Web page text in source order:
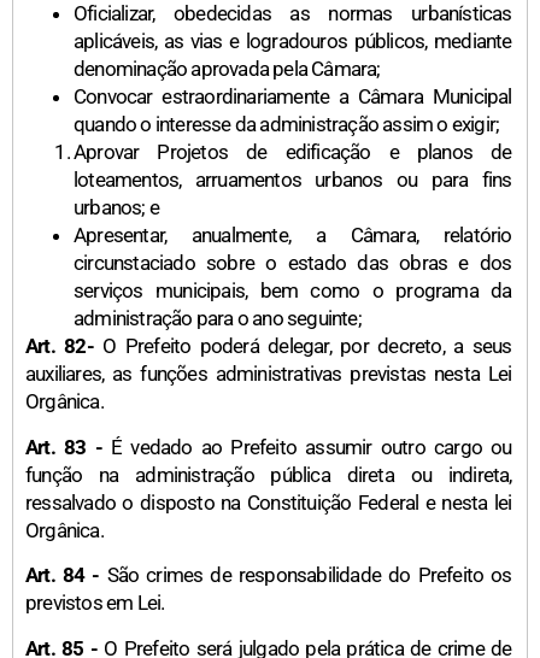
Oficializar, obedecidas as normas urbanísticas
aplicáveis, as vias e logradouros públicos, mediante
denominação aprovada pela Câmara;
Convocar estraordinariamente a Câmara Municipal
quando o interesse da administração assim o exigir;
Aprovar Projetos de edificação e planos de
loteamentos, arruamentos urbanos ou para fins
urbanos; e
Apresentar, anualmente, a Câmara, relatório
circunstaciado sobre o estado das obras e dos
serviços municipais, bem como o programa da
administração para o ano seguinte;
Art. 82-O Prefeito poderá delegar, por decreto, a seus
auxiliares, as funções administrativas previstas nesta Lei
Orgânica.
Art. 83 -É vedado ao Prefeito assumir outro cargo ou
função na administração pública direta ou indireta,
ressalvado o disposto na Constituição Federal e nesta lei
Orgânica.
Art. 84 - São crimes de responsabilidade do Prefeito os
previstos em Lei.
Art. 85 -O Prefeito será julgado pela prática de crime de